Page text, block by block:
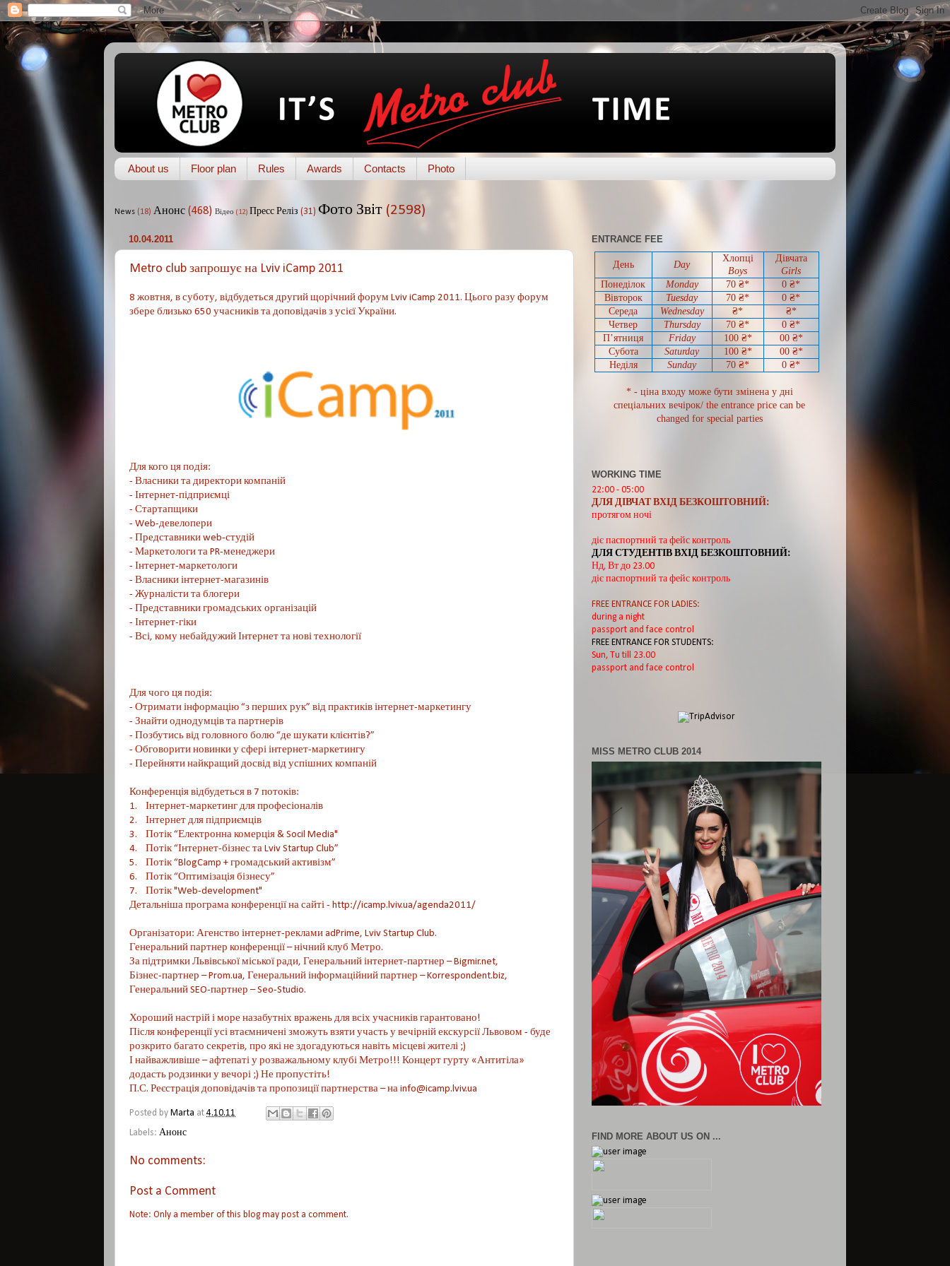
About us Floor plan Rules Awards Contacts Photo
News (18) Анонс (468) Відео (12) Пресс Реліз (31) Фото Звіт (2598)
10.04.2011
Metro club запрошує на Lviv iCamp 2011
8 жовтня, в суботу, відбудеться другий щорічний форум Lviv iCamp 2011. Цього разу форум
збере близько 650 учасників та доповідачів з усієї України.
Для кого ця подія:
- Власники та директори компаній
- Інтернет-підприємці
- Стартапщики
- Web-девелопери
- Представники web-студій
- Маркетологи та PR-менеджери
- Інтернет-маркетологи
- Власники інтернет-магазинів
- Журналісти та блогери
- Представники громадських організацій
- Інтернет-гіки
- Всі, кому небайдужий Інтернет та нові технології
Для чого ця подія:
- Отримати інформацію “з перших рук” від практиків інтернет-маркетингу
- Знайти однодумців та партнерів
- Позбутись від головного болю “де шукати клієнтів?”
- Обговорити новинки у сфері інтернет-маркетингу
- Перейняти найкращий досвід від успішних компаній
Конференція відбудеться в 7 потоків:
1. Інтернет-маркетинг для професіоналів
2. Інтернет для підприємців
3. Потік “Електронна комерція & Socil Media"
4. Потік “Інтернет-бізнес та Lviv Startup Club”
5. Потік “BlogCamp + громадський активізм”
6. Потік “Оптимізація бізнесу”
7. Потік "Web-development"
Детальніша програма конференції на сайті - http://icamp.lviv.ua/agenda2011/
Організатори: Агенство інтернет-реклами adPrime, Lviv Startup Club.
Генеральний партнер конференції – нічний клуб Метро.
За підтримки Львівської міської ради, Генеральний інтернет-партнер – Bigmir.net,
Бізнес-партнер – Prom.ua, Генеральний інформаційний партнер – Korrespondent.biz,
Генеральний SEO-партнер – Seo-Studio.
Хороший настрій і море назабутніх вражень для всіх учасників гарантовано!
Після конференції усі втаємничені зможуть взяти участь у вечірній екскурсії Львовом - буде
розкрито багато секретів, про які не здогадуються навіть місцеві жителі ;)
І найважливіше – афтепаті у розважальному клубі Метро!!! Концерт гурту «Антитіла»
додасть родзинки у вечорі ;) Не пропустіть!
П.С. Реєстрація доповідачів та пропозиції партнерства – на info@icamp.lviv.ua
Posted by Marta at 4.10.11
Labels: Анонс
No comments:
Post a Comment
Note: Only a member of this blog may post a comment.
ENTRANCE FEE
День Day
Хлопці
Boys
Дівчата
Girls
Понеділок
Monday 70 ₴* 0 ₴*
Вівторок
Tuesday 70 ₴* 0 ₴*
Середа
Wednesday ₴*
₴*
Четвер
Thursday 70 ₴* 0 ₴*
П’ятниця
Friday 100 ₴* 00₴*
Субота
Saturday 100 ₴* 00₴*
Неділя
Sunday 70 ₴* 0 ₴*
* - ціна входу може бути змінена у дні
спеціальних вечірок/ the entrance price can be
changed for special parties
WORKING TIME
22:00 - 05:00
ДЛЯ ДІВЧАТ ВХІД БЕЗКОШТОВНИЙ:
протягом ночі
діє паспортний та фейс контроль
ДЛЯ СТУДЕНТІВ ВХІД БЕЗКОШТОВНИЙ:
Нд, Вт до 23.00
діє паспортний та фейс контроль
FREE ENTRANCE FOR LADIES:
during a night
passport and face control
FREE ENTRANCE FOR STUDENTS:
Sun, Tu till 23.00
passport and face control
MISS METRO CLUB 2014
FIND MORE ABOUT US ON ...